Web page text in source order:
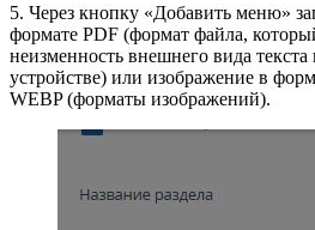
5. Через кнопку «Добавить меню»
формате PDF (формат файла,
неизменность внешнего вида
устройстве) или изображение в
WEBP (форматы изображений).